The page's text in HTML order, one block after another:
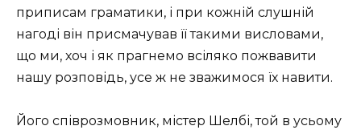
приписам граматики, і при кожній слушній
нагоді він присмачував її такими висловами,
що ми, хоч і як прагнемо всіляко пожвавити
нашу розповідь, усе ж не зважимося їх навити.
Його співрозмовник, містер Шелбі, той в усьому